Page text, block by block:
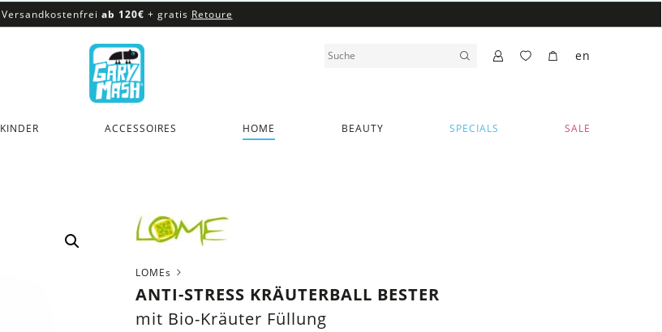
Versandkostenfrei ab 120€ + gratis Retoure
Versandkostenfreiab 120€
KINDER ACCESSOIRES HOME BEAUTY SPECIALS SALE
en
LOMEs
ANTI-STRESS KRÄUTERBALL BESTER
mit Bio-Kräuter Füllung